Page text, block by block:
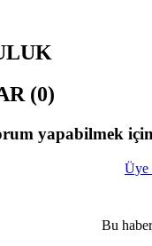
(0)
yapabilmek için
Üye
Bu